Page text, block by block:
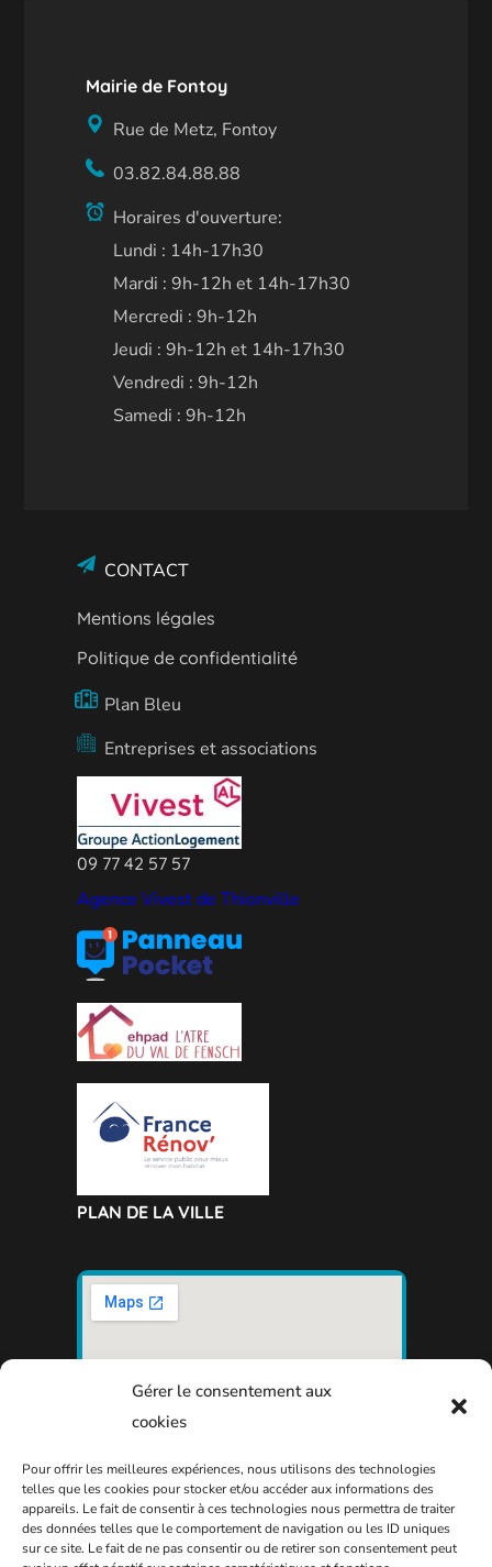
Gérer le consentement aux
cookies
Pour offrir les meilleures expériences, nous utilisons des technologies
telles que les cookies pour stocker et/ou accéder aux informations des
appareils. Le fait de consentir à ces technologies nous permettra de traiter
des données telles que le comportement de navigation ou les ID uniques
sur ce site. Le fait de ne pas consentir ou de retirer son consentement peut
Mairie de Fontoy
Rue de Metz, Fontoy
03.82.84.88.88
Horaires d'ouverture:
Lundi : 14h-17h30
Mardi : 9h-12h et 14h-17h30
Mercredi : 9h-12h
Jeudi : 9h-12h et 14h-17h30
Vendredi : 9h-12h
Samedi : 9h-12h
CONTACT
Mentions légales
Politique de confidentialité
Plan Bleu
Entreprises et associations
09 77 42 57 57
Agence Vivest de Thionville
PLAN DE LA VILLE